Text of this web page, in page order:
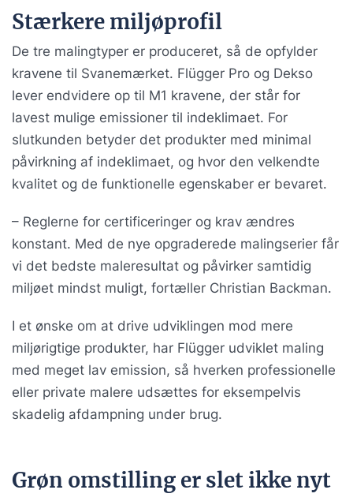
Stærkere miljøprofil
De tre malingtyper er produceret, så de opfylder
kravene til Svanemærket. Flügger Pro og Dekso
lever endvidere op til M1 kravene, der står for
lavest mulige emissioner til indeklimaet. For
slutkunden betyder det produkter med minimal
påvirkning af indeklimaet, og hvor den velkendte
kvalitet og de funktionelle egenskaber er bevaret.
– Reglerne for certificeringer og krav ændres
konstant. Med de nye opgraderede malingserier får
vi det bedste maleresultat og påvirker samtidig
miljøet mindst muligt, fortæller Christian Backman.
I et ønske om at drive udviklingen mod mere
miljørigtige produkter, har Flügger udviklet maling
med meget lav emission, så hverken professionelle
eller private malere udsættes for eksempelvis
skadelig afdampning under brug.
Grøn omstilling er slet ikke nyt